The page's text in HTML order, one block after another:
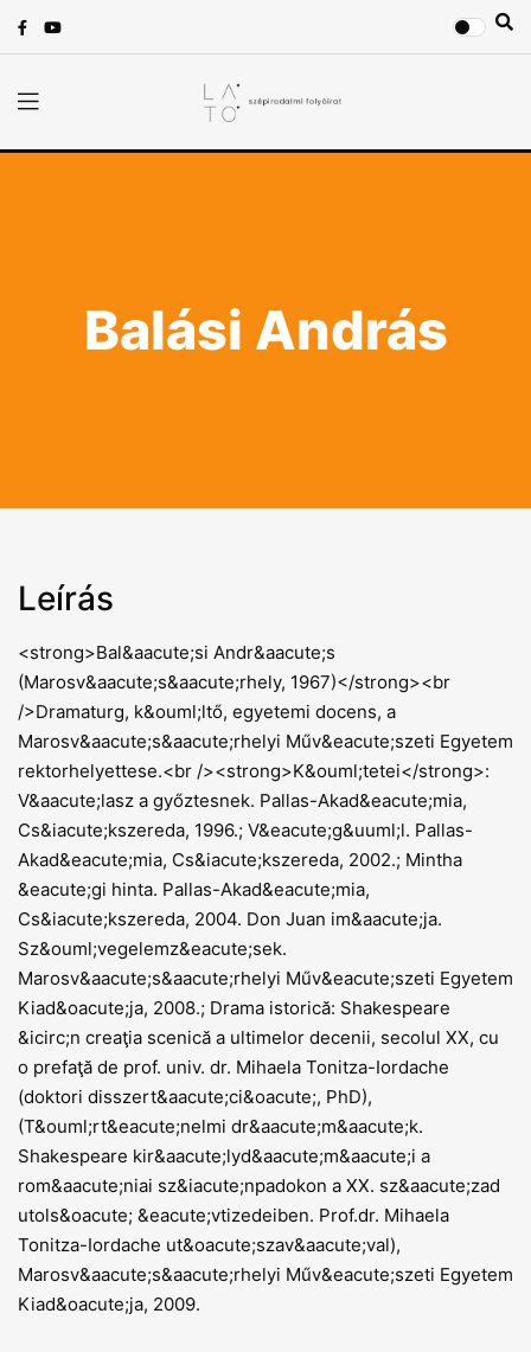
Balási András
Leírás
<strong>Bal&aacute;si Andr&aacute;s
(Marosv&aacute;s&aacute;rhely, 1967)</strong><br
/>Dramaturg, k&ouml;ltő, egyetemi docens, a
Marosv&aacute;s&aacute;rhelyi Műv&eacute;szeti Egyetem
rektorhelyettese.<br /><strong>K&ouml;tetei</strong>:
V&aacute;lasz a győztesnek. Pallas-Akad&eacute;mia,
Cs&iacute;kszereda, 1996.; V&eacute;g&uuml;l. Pallas-
Akad&eacute;mia, Cs&iacute;kszereda, 2002.; Mintha
&eacute;gi hinta. Pallas-Akad&eacute;mia,
Cs&iacute;kszereda, 2004. Don Juan im&aacute;ja.
Sz&ouml;vegelemz&eacute;sek.
Marosv&aacute;s&aacute;rhelyi Műv&eacute;szeti Egyetem
Kiad&oacute;ja, 2008.; Drama istorică: Shakespeare
&icirc;n creaţia scenică a ultimelor decenii, secolul XX, cu
o prefaţă de prof. univ. dr. Mihaela Tonitza-Iordache
(doktori disszert&aacute;ci&oacute;, PhD),
(T&ouml;rt&eacute;nelmi dr&aacute;m&aacute;k.
Shakespeare kir&aacute;lyd&aacute;m&aacute;i a
rom&aacute;niai sz&iacute;npadokon a XX. sz&aacute;zad
utols&oacute; &eacute;vtizedeiben. Prof.dr. Mihaela
Tonitza-Iordache ut&oacute;szav&aacute;val),
Marosv&aacute;s&aacute;rhelyi Műv&eacute;szeti Egyetem
Kiad&oacute;ja, 2009.